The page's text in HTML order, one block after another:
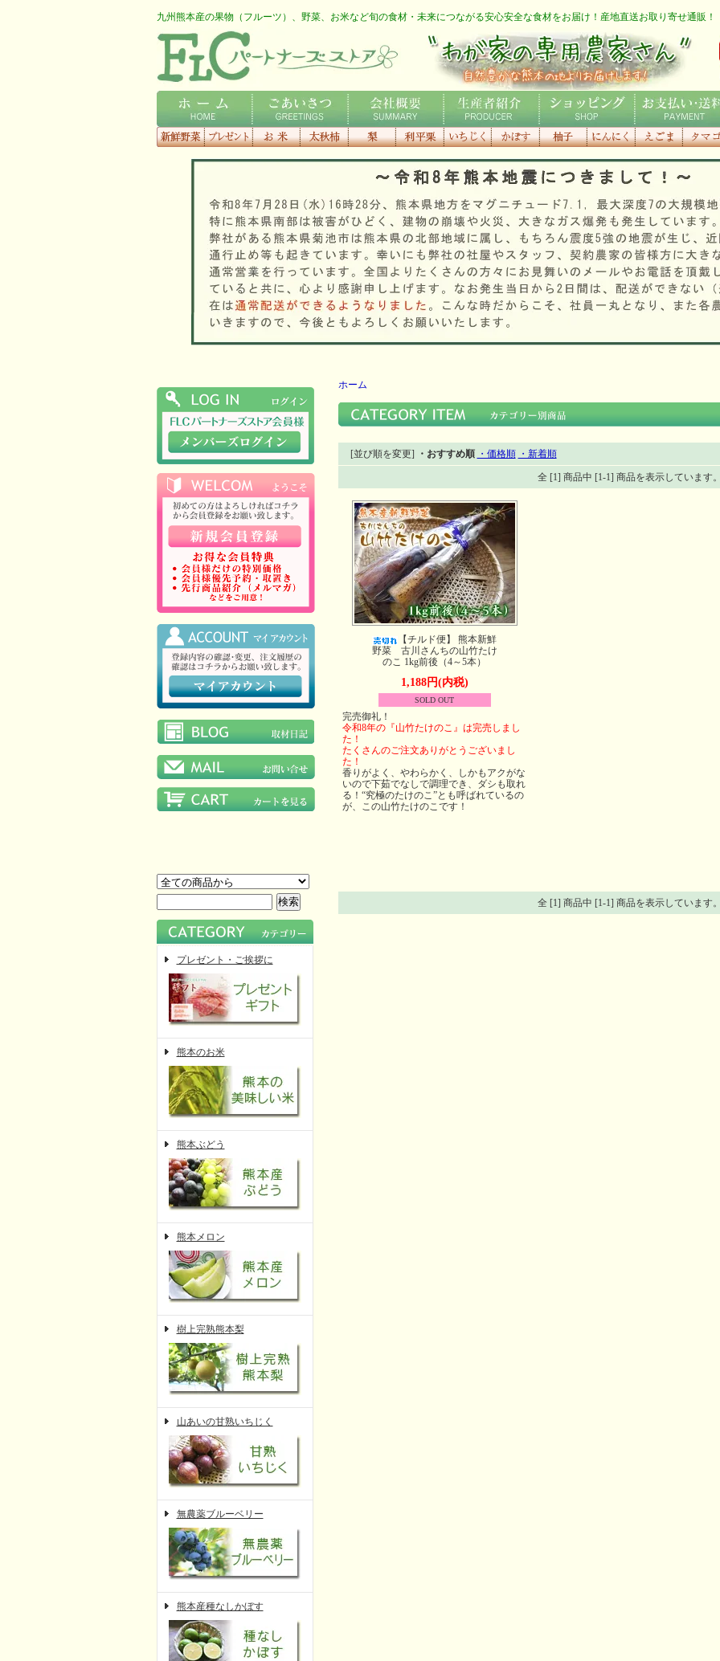
九州熊本産の果物（フルーツ）、野菜、お米など旬の食材・未来につながる安心安全な食材をお届け！産地直送お取り寄せ通販！
FLCロゴ わが家の専用農家さん
ホーム ごあいさつ 会社概要 生産者紹介 ショッピング
お支払い・送料
す
柚子
マゴ
プレゼント・ご挨拶に
熊本のお米
熊本ぶどう
熊本メロン
樹上完熟熊本梨
山あいの甘熟いちじく
無農薬ブルーベリー
熊本産種なしかぼす
ホーム
[並び順を変更] ・おすすめ順 ・価格順 ・新着順
全 [1] 商品中 [1-1] 商品を表示しています
【チルド便】 熊本新鮮
野菜 古川さんちの山竹たけ
のこ 1kg前後（4～5本）
1,188円(内税)
SOLD OUT
完売御礼！
令和8年の『山竹たけのこ』は完売しまし
た！
たくさんのご注文ありがとうございまし
た！
香りがよく、やわらかく、しかもアクがな
いので下茹でなしで調理でき、ダシも取れ
る！“究極のたけのこ”とも呼ばれているの
が、この山竹たけのこです！
全 [1] 商品中 [1-1] 商品を表示しています